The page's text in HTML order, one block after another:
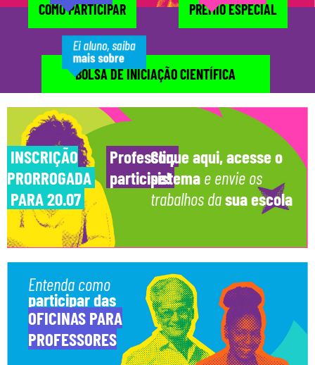
COMO PARTICIPAR PRÊMIO ESPECIAL
BOLSA DE INICIAÇÃO CIENTÍFICA
INSCRIÇÃO
PRORROGADA
PARA 20.07
Professor,
participe!
Clique aqui,acesse o
sistema e envie os
trabalhos dasua escola
Entenda como
participar das
OFICINAS PARA
PROFESSORES